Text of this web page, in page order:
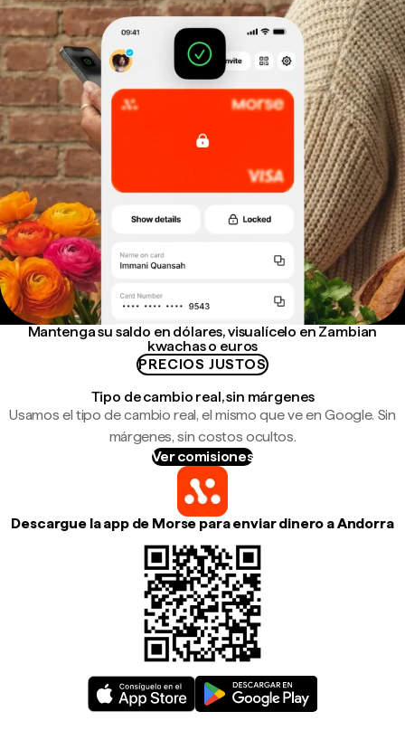
Mantenga su saldo en dólares, visualícelo en Zambian
kwachas o euros
PRECIOS JUSTOS
Tipo de cambio real, sin márgenes
Usamos el tipo de cambio real, el mismo que ve en Google. Sin
márgenes, sin costos ocultos.
Ver comisiones
Descargue la app de Morse para enviar dinero a Andorra